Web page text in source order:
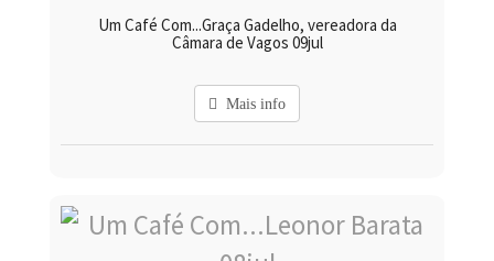
Um Café Com...Graça Gadelho, vereadora da
Câmara de Vagos 09jul
Mais info